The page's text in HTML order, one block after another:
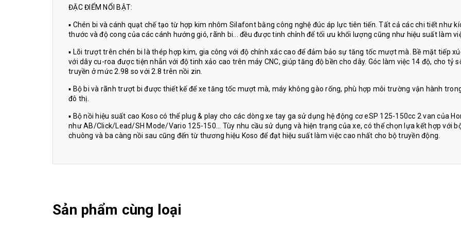
ĐẶC ĐIỂM NỔI BẬT:
▪ Chén bi và cánh quạt chế tạo từ hợp kim nhôm Silafont bằng công nghệ đúc áp lực tiên tiến. Tất cả các chi tiết như
thước và độ cong của các cánh hướng gió, rãnh bi... đều được tinh chỉnh để tối ưu khối lượng cũng như hiệu suất làm
▪ Lõi trượt trên chén bi là thép hợp kim, gia công với độ chính xác cao để đảm bảo sự tăng tốc mượt mà. Bề mặt tiếp
với dây cu-roa được tiện nhẵn với độ tinh xảo cao trên máy CNC, giúp tăng độ bền cho dây. Góc làm việc 14 độ, cho tỷ
truyền ở mức 2.98 so với 2.8 trên nồi zin.
▪ Bộ bi và rãnh trượt bi được thiết kế để xe tăng tốc mượt mà, máy không gào rống, phù hợp môi trường vận hành
đô thị.
▪ Bộ nồi hiệu suất cao Koso có thể plug & play cho các dòng xe tay ga sử dụng hệ động cơ eSP 125-150cc 2 van của
như AB/Click/Lead/SH Mode/Vario 125-150... Tùy nhu cầu sử dụng và hiện trạng của xe, có thể chọn lựa kết hợp với
chuông và ba càng nồi sau cũng đến từ thương hiệu Koso để đạt hiệu suất làm việc cao nhất cho bộ truyền động.
Sản phẩm cùng loại